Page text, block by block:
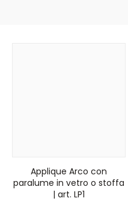
Applique Arco con
paralume in vetro o stoffa
| art. LP1